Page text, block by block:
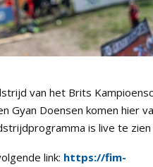
van het Brits
Gyan Doensen komen hier
is live te zien
link: https://fim-